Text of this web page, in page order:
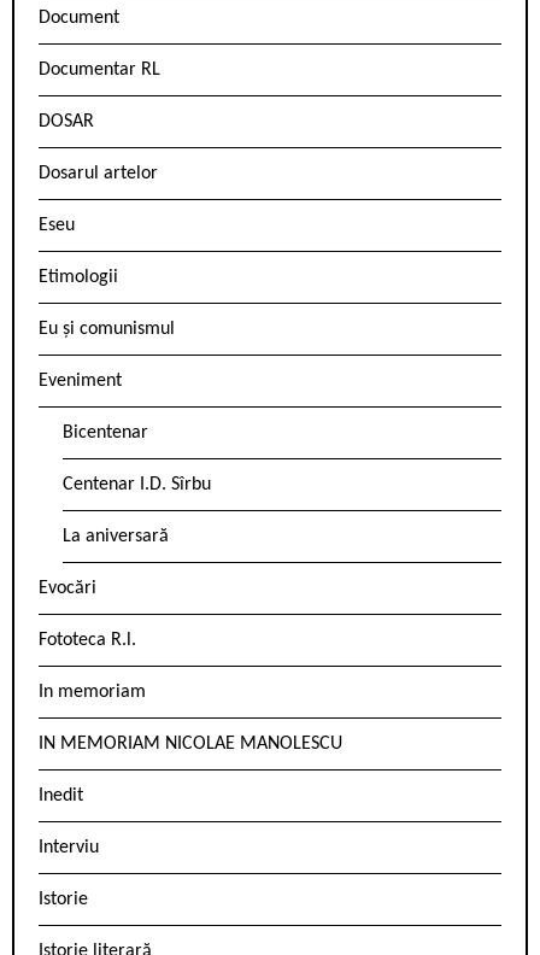
Document
Documentar RL
DOSAR
Dosarul artelor
Eseu
Etimologii
Eu și comunismul
Eveniment
Bicentenar
Centenar I.D. Sîrbu
La aniversară
Evocări
Fototeca R.l.
In memoriam
IN MEMORIAM NICOLAE MANOLESCU
Inedit
Interviu
Istorie